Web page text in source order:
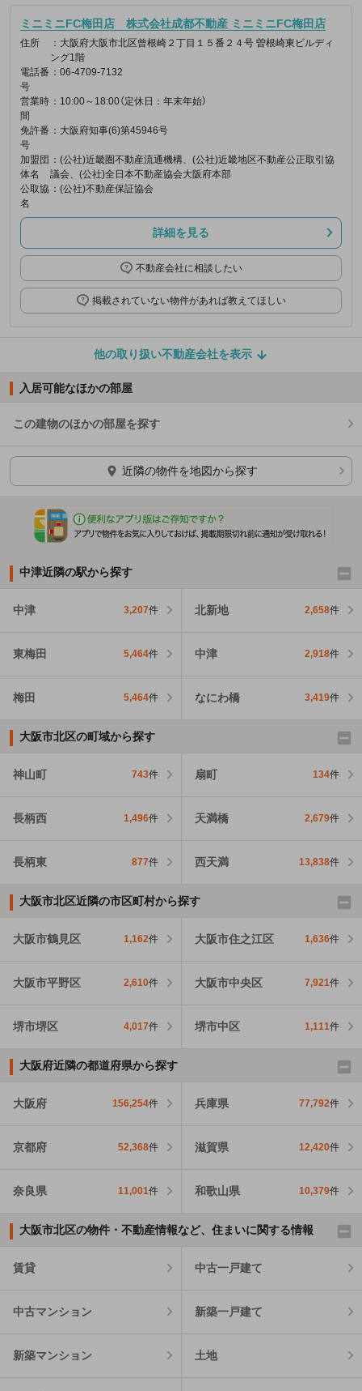
ミニミニFC梅田店 株式会社成都不動産 ミニミニFC梅田店
住所
：大阪府大阪市北区曾根崎２丁目１５番２４号 曽根崎東ビルディ
ング1階
電話番
号
：06-4709-7132
営業時
間
：10:00～18:00（定休日：年末年始）
免許番
号
：大阪府知事(6)第45946号
加盟団
体名
：(公社)近畿圏不動産流通機構、(公社)近畿地区不動産公正取引協
議会、(公社)全日本不動産協会大阪府本部
公取協
名
：(公社)不動産保証協会
詳細を見る
不動産会社に相談したい
掲載されていない物件があれば教えてほしい
他の取り扱い不動産会社を表示
入居可能なほかの部屋
この建物のほかの部屋を探す
ほかの部屋を検索中…
近隣の物件を地図から探す
中津近隣の駅から探す
中津 3,207件 北新地 2,658件
東梅田 5,464件 中津 2,918件
梅田 5,464件 なにわ橋 3,419件
大阪市北区の町域から探す
神山町 743件 扇町 134件
長柄西 1,496件 天満橋 2,679件
長柄東 877件 西天満 13,838件
大阪市北区近隣の市区町村から探す
大阪市鶴見区 1,162件 大阪市住之江区 1,636件
大阪市平野区 2,610件 大阪市中央区 7,921件
堺市堺区 4,017件 堺市中区 1,111件
大阪府近隣の都道府県から探す
大阪府 156,254件 兵庫県 77,792件
京都府 52,368件 滋賀県 12,420件
奈良県 11,001件 和歌山県 10,379件
大阪市北区の物件・不動産情報など、住まいに関する情報
賃貸 中古一戸建て
中古マンション 新築一戸建て
新築マンション 土地